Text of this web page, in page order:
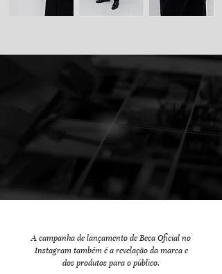
A campanha de lançamento de Beca Oficial no
Instagram também é a revelação da marca e
dos produtos para o público.